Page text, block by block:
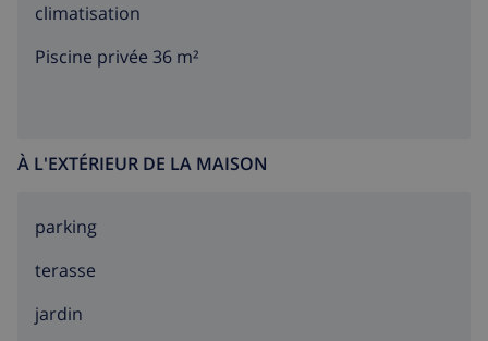
climatisation
Piscine privée 36 m²
À L'EXTÉRIEUR DE LA MAISON
parking
terasse
jardin